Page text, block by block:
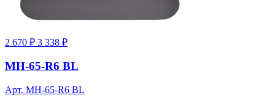
2 670 ₽ 3 338 ₽
MH-65-R6 BL
Арт. MH-65-R6 BL